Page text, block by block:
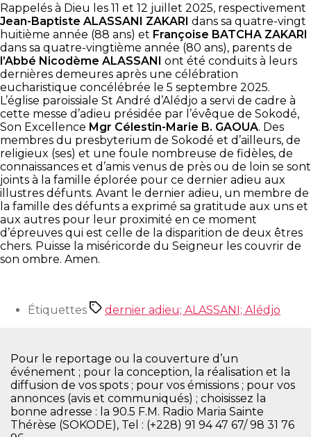
Rappelés à Dieu les 11 et 12 juillet 2025, respectivement
Jean-Baptiste ALASSANI ZAKARI dans sa quatre-vingt
huitième année (88 ans) et Françoise BATCHA ZAKARI
dans sa quatre-vingtième année (80 ans), parents de
l’Abbé Nicodème ALASSANI ont été conduits à leurs
dernières demeures après une célébration
eucharistique concélébrée le 5 septembre 2025.
L’église paroissiale St André d’Alédjo a servi de cadre à
cette messe d’adieu présidée par l’évêque de Sokodé,
Son Excellence Mgr Célestin-Marie B. GAOUA. Des
membres du presbyterium de Sokodé et d’ailleurs, de
religieux (ses) et une foule nombreuse de fidèles, de
connaissances et d’amis venus de près ou de loin se sont
joints à la famille éplorée pour ce dernier adieu aux
illustres défunts. Avant le dernier adieu, un membre de
la famille des défunts a exprimé sa gratitude aux uns et
aux autres pour leur proximité en ce moment
d’épreuves qui est celle de la disparition de deux êtres
chers. Puisse la miséricorde du Seigneur les couvrir de
son ombre. Amen.
Étiquettes dernier adieu; ALASSANI; Alédjo
Pour le reportage ou la couverture d’un
événement ; pour la conception, la réalisation et la
diffusion de vos spots ; pour vos émissions ; pour vos
annonces (avis et communiqués) ; choisissez la
bonne adresse : la 90.5 F.M. Radio Maria Sainte
Thérèse (SOKODE), Tel : (+228) 91 94 47 67/ 98 31 76